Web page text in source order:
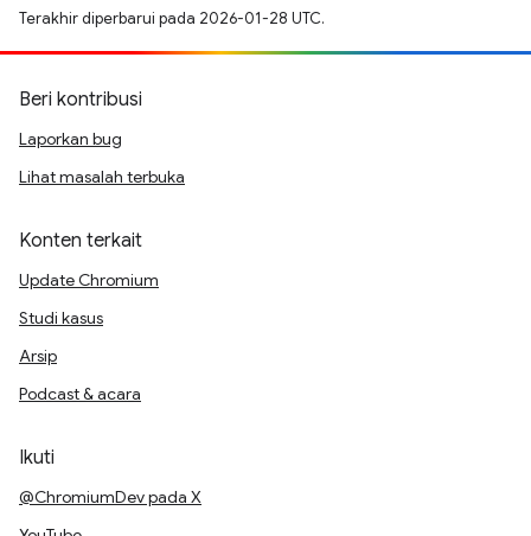
Terakhir diperbarui pada 2026-01-28 UTC.
Beri kontribusi
Laporkan bug
Lihat masalah terbuka
Konten terkait
Update Chromium
Studi kasus
Arsip
Podcast & acara
Ikuti
@ChromiumDev pada X